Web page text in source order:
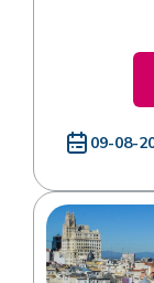
09-08-